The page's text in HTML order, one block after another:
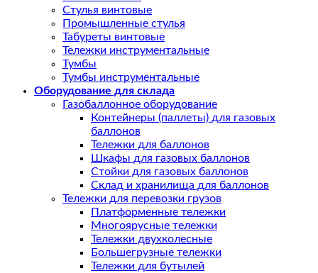
Стулья винтовые
Промышленные стулья
Табуреты винтовые
Тележки инструментальные
Тумбы
Тумбы инструментальные
Оборудование для склада
Газобаллонное оборудование
Контейнеры (паллеты) для газовых
баллонов
Тележки для баллонов
Шкафы для газовых баллонов
Стойки для газовых баллонов
Склад и хранилища для баллонов
Тележки для перевозки грузов
Платформенные тележки
Многоярусные тележки
Тележки двухколесные
Большегрузные тележки
Тележки для бутылей